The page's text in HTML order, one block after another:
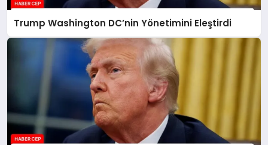
Trump Washington DC’nin Yönetimini Eleştirdi